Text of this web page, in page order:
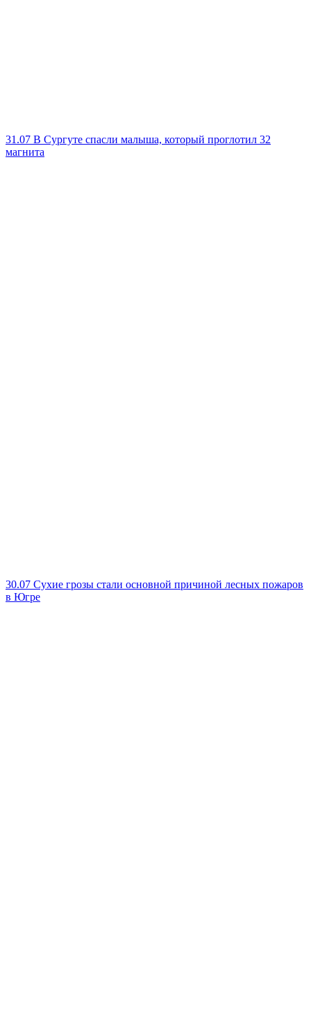
31.07 В Сургуте спасли малыша, который проглотил 32
магнита
30.07 Сухие грозы стали основной причиной лесных пожаров
в Югре